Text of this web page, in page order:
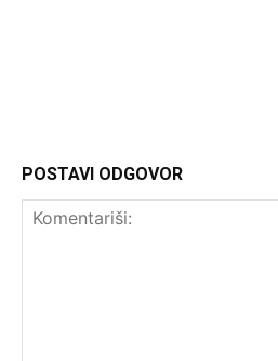
POSTAVI ODGOVOR